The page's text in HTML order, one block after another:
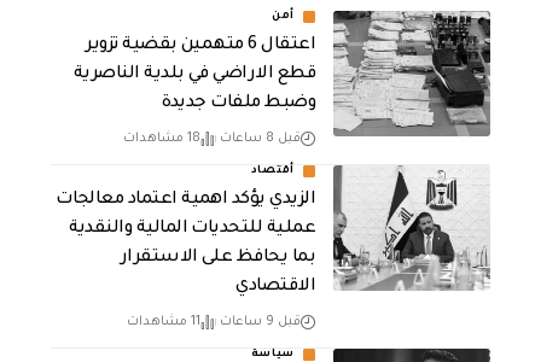
أمن
اعتقال 6 متهمين بقضية تزوير
قطع الاراضي في بلدية الناصرية
وضبط ملفات جديدة
قبل 8 ساعات 18 مشاهدات
أقتصاد
الزيدي يؤكد اهمية اعتماد معالجات
عملية للتحديات المالية والنقدية
بما يحافظ على الاستقرار
الاقتصادي
قبل 9 ساعات 11 مشاهدات
سياسة